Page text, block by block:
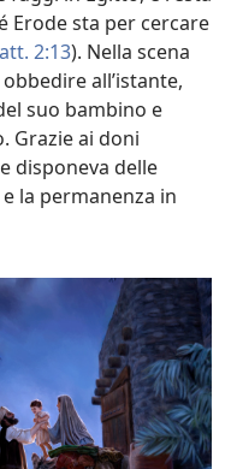
Erode sta per cercare
2:13). Nella scena
all’istante,
suo bambino e
Grazie ai doni
disponeva delle
la permanenza in